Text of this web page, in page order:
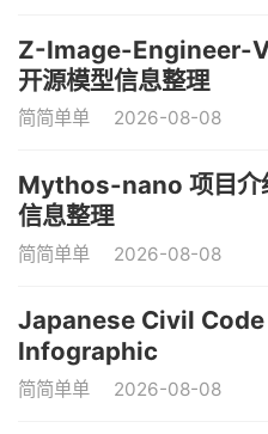
Z-Image-Engineer-
开源模型信息整理
简简单单 2026-08-08
Mythos-nano 项目介
信息整理
简简单单 2026-08-08
Japanese Civil
Infographic
简简单单 2026-08-08